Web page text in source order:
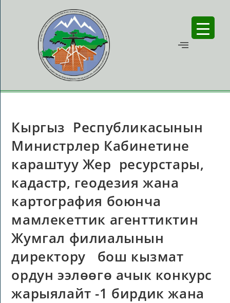
Кыргыз Республикасынын
Министрлер Кабинетине
караштуу Жер ресурстары,
кадастр, геодезия жана
картография боюнча
мамлекеттик агенттиктин
Жумгал филиалынын
директору бош кызмат
ордун ээлөөгө ачык конкурс
жарыялайт -1 бирдик жана